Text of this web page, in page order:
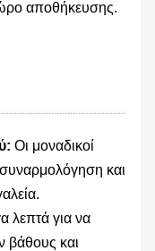
αποθήκευσης.
​ Οι μοναδικοί
και
λεπτά για να
βάθους και